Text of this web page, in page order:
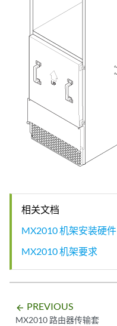
相关文档
MX2010 机架安装硬件
MX2010 机架要求
arrow_backward PREVIOUS
MX2010 路由器传输套